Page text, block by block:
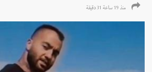
منذ 19 ساعة 31 دقیقة